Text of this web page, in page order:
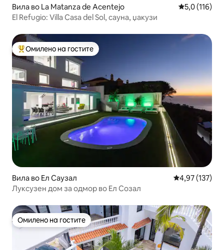
Вила во La Matanza de Acentejo Просечна
5,0 (116)
El Refugio: Villa Casa del Sol, сауна, џакузи
Меѓу најуспешните „Омилени на гостите“
Омилено на гостите
Вила во Ел Саузал Просечна
4,97 (137)
Луксузен дом за одмор во Ел Созал
Омилено на гостите
Омилено на гостите